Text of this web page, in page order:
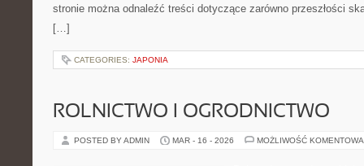
stronie można odnaleźć treści dotyczące zarówno przeszłości
[…]
CATEGORIES: JAPONIA
ROLNICTWO I OGRODNICTWO
POSTED BY ADMIN MAR - 16 - 2026 MOŻLIWOŚĆ